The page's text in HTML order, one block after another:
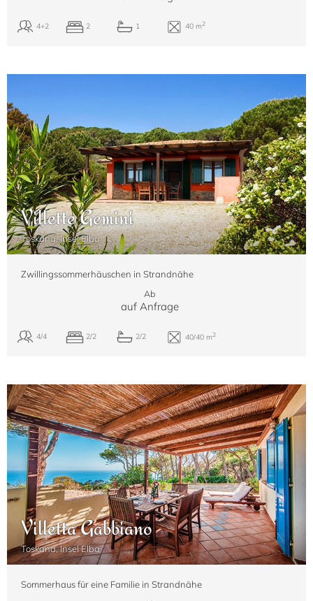
Villette Gemini
Toskana, Insel Elba
Zwillingssommerhäuschen in Strandnähe
Ab
auf Anfrage
Villetta Gabbiano
Toskana, Insel Elba
Sommerhaus für eine Familie in Strandnähe